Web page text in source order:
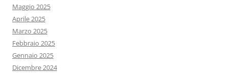
Maggio 2025
Aprile 2025
Marzo 2025
Febbraio 2025
Gennaio 2025
Dicembre 2024